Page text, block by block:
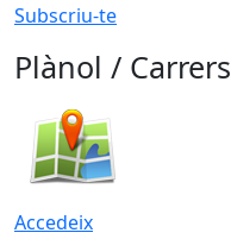
Subscriu-te
Plànol / Carrers
Accedeix